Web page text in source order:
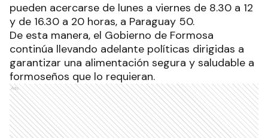
pueden acercarse de lunes a viernes de 8.30 a 12
y de 16.30 a 20 horas, a Paraguay 50.
De esta manera, el Gobierno de Formosa
continúa llevando adelante políticas dirigidas a
garantizar una alimentación segura y saludable a
formoseños que lo requieran.
Ads